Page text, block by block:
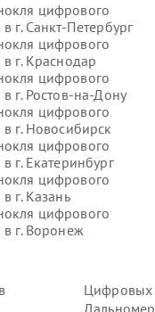
Цифровых
цифрового
г.Санкт-Петербург
цифрового
г.Краснодар
цифрового
г.Ростов-на-Дону
цифрового
г.Новосибирск
цифрового
г.Екатеринбург
цифрового
г.Казань
цифрового
г.Воронеж
цифрового
цифрового
г.